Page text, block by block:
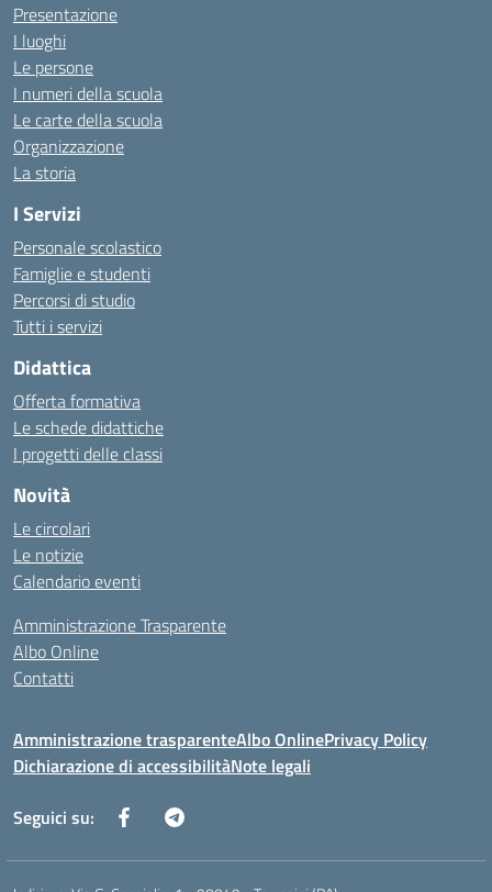
Presentazione
I luoghi
Le persone
I numeri della scuola
Le carte della scuola
Organizzazione
La storia
I Servizi
Personale scolastico
Famiglie e studenti
Percorsi di studio
Tutti i servizi
Didattica
Offerta formativa
Le schede didattiche
I progetti delle classi
Novità
Le circolari
Le notizie
Calendario eventi
Amministrazione Trasparente
Albo Online
Contatti
Amministrazione trasparenteAlbo OnlinePrivacy Policy
Dichiarazione di accessibilitàNote legali
Seguici su: